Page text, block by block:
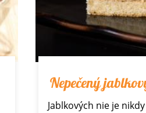
Nepečený
Jablkových nie je